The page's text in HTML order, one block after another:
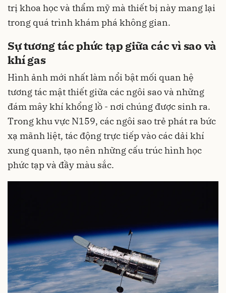
trị khoa học và thẩm mỹ mà thiết bị này mang lại
trong quá trình khám phá không gian.
Sự tương tác phức tạp giữa các vì sao và
khí gas
Hình ảnh mới nhất làm nổi bật mối quan hệ
tương tác mật thiết giữa các ngôi sao và những
đám mây khí khổng lồ - nơi chúng được sinh ra.
Trong khu vực N159, các ngôi sao trẻ phát ra bức
xạ mãnh liệt, tác động trực tiếp vào các dải khí
xung quanh, tạo nên những cấu trúc hình học
phức tạp và đầy màu sắc.